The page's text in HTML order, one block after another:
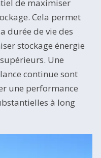
de maximiser
Cela permet
durée de vie des
stockage énergie
Une
continue sont
une performance
à long